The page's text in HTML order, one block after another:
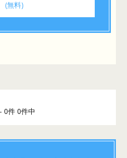
(無料)
0件 0件中